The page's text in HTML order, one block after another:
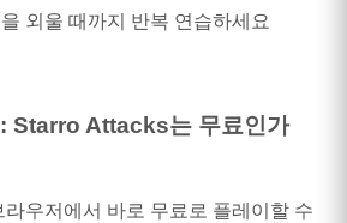
외울 때까지 반복 연습하세요
Starro Attacks는 무료인가
우저에서 바로 무료로 플레이할 수